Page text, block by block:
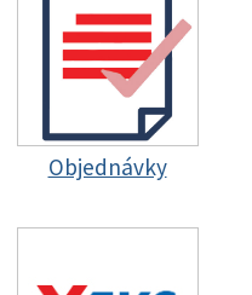
Objednávky